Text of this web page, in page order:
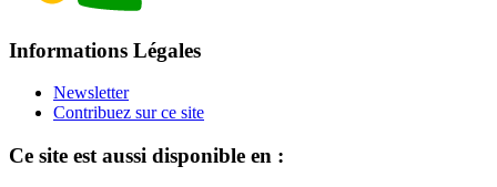
Informations Légales
Newsletter
Contribuez sur ce site
Ce site est aussi disponible en :